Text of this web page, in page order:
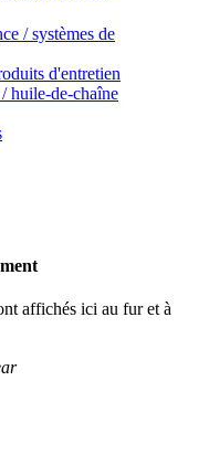
/ systèmes de
d'entretien
huile-de-chaîne
affichés ici au fur et à